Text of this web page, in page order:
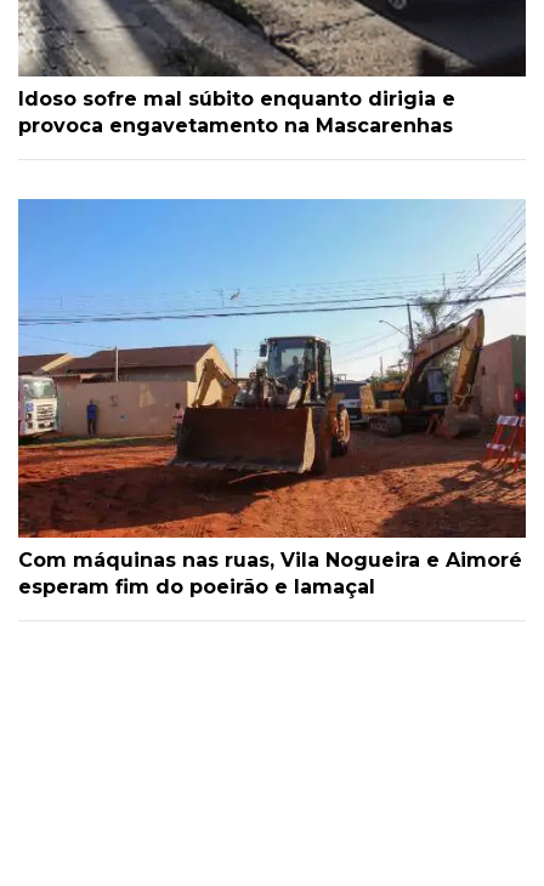
Idoso sofre mal súbito enquanto dirigia e
provoca engavetamento na Mascarenhas
Com máquinas nas ruas, Vila Nogueira e Aimoré
esperam fim do poeirão e lamaçal